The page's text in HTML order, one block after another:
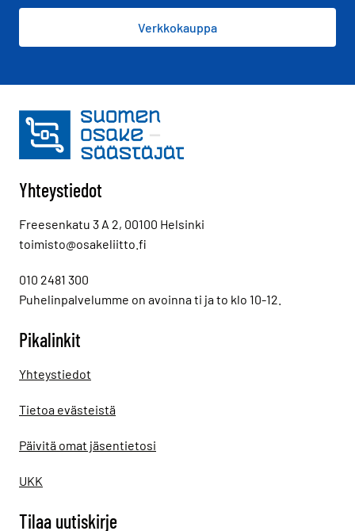
Verkkokauppa
Yhteystiedot
Freesenkatu 3 A 2, 00100 Helsinki
toimisto@osakeliitto.fi
010 2481 300
Puhelinpalvelumme on avoinna ti ja to klo 10-12.
Pikalinkit
Yhteystiedot
Tietoa evästeistä
Päivitä omat jäsentietosi
UKK
Tilaa uutiskirje